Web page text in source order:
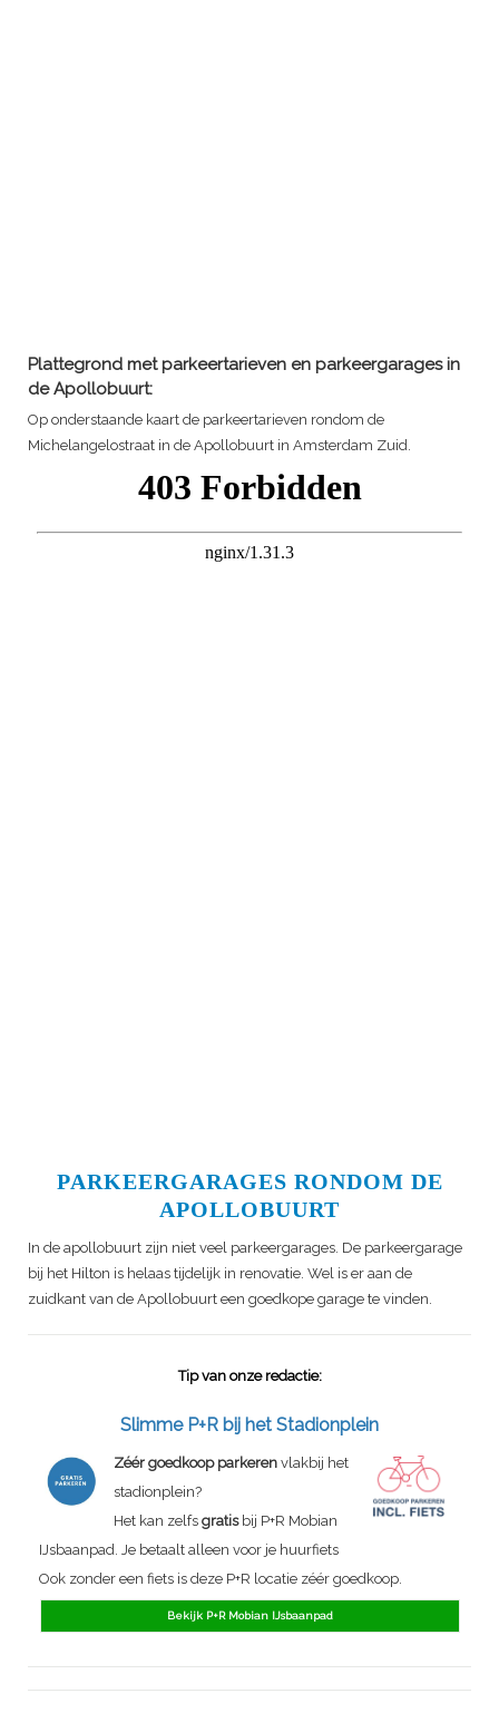
Plattegrond met parkeertarieven en parkeergarages in
de Apollobuurt:
Op onderstaande kaart de parkeertarieven rondom de
Michelangelostraat in de Apollobuurt in Amsterdam Zuid.
PARKEERGARAGES RONDOM DE
APOLLOBUURT
In de apollobuurt zijn niet veel parkeergarages. De parkeergarage
bij het Hilton is helaas tijdelijk in renovatie. Wel is er aan de
zuidkant van de Apollobuurt een goedkope garage te vinden.
Tip van onze redactie:
Slimme P+R bij het Stadionplein
Zéér goedkoop parkerenvlakbij het
stadionplein?
Het kan zelfs gratisbij P+R Mobian
IJsbaanpad. Je betaalt alleen voor je huurfiets
Ook zonder een fiets is deze P+R locatie zéér goedkoop.
Bekijk P+R Mobian IJsbaanpad